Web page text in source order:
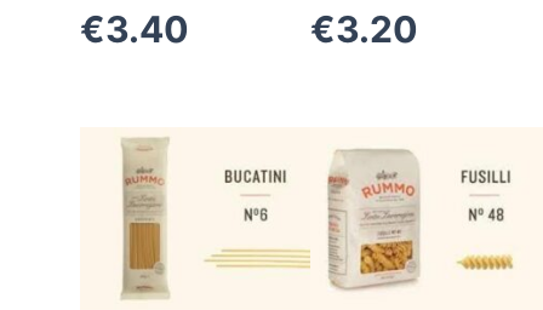
€3.40 €3.20